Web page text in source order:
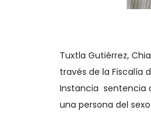
Tuxtla Gutiérrez,
través de la Fiscalía
Instancia sentencia
una persona del